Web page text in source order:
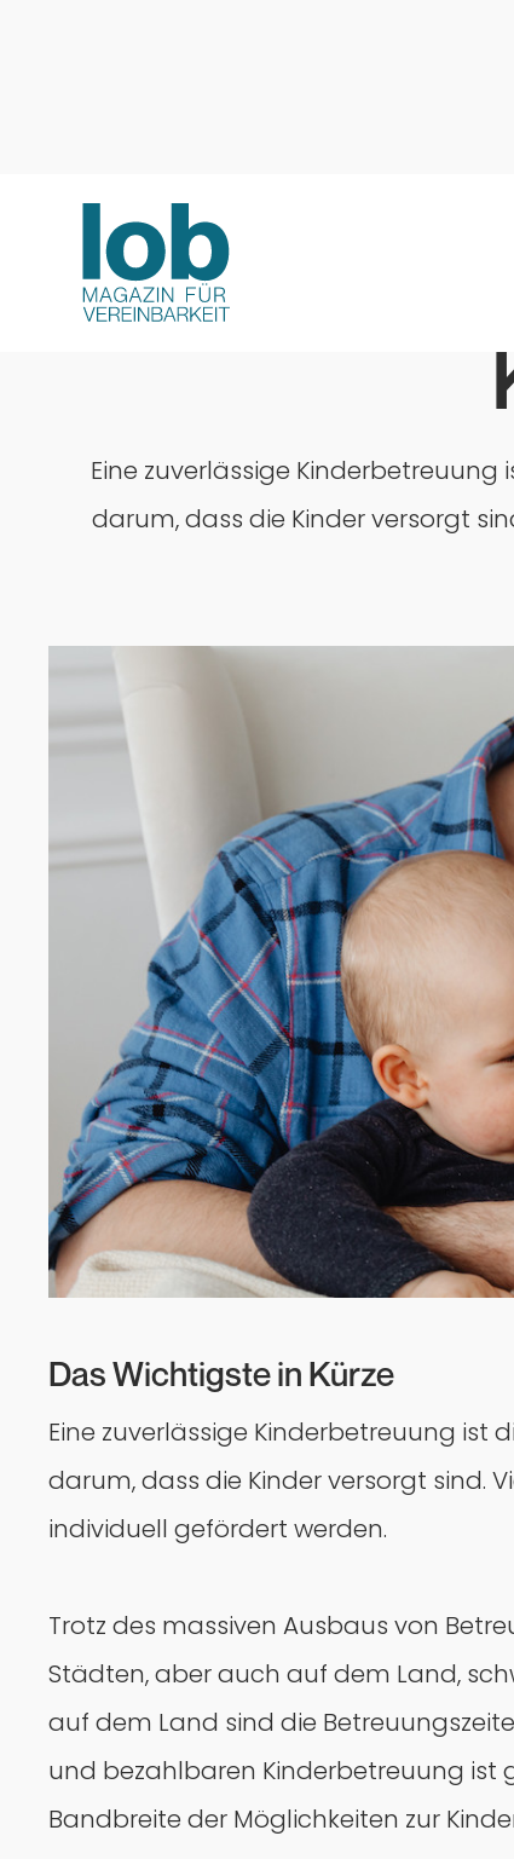
Eine zuverlässige
darum, dass die Kinder versorgt
Das Wichtigste in Kürze
Eine zuverlässige Kinderbetreuung ist
darum, dass die Kinder versorgt sind.
individuell gefördert werden.
Trotz des massiven Ausbaus von
Städten, aber auch auf dem Land,
auf dem Land sind die
und bezahlbaren Kinderbetreuung ist
Bandbreite der Möglichkeiten zur